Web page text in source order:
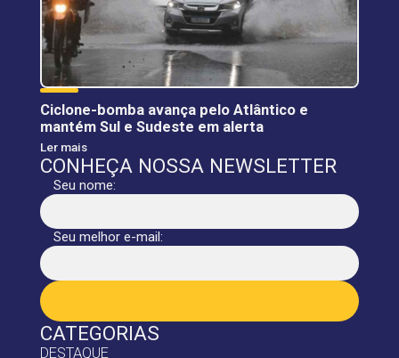
CATEGORIAS
DESTAQUE
Ciclone-bomba avança pelo Atlântico e
mantém Sul e Sudeste em alerta
Ler mais
CONHEÇA NOSSA NEWSLETTER
Seu nome:
Seu melhor e-mail: